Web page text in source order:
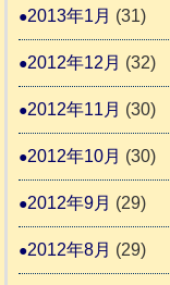
2013年1月 (31)
2012年12月 (32)
2012年11月 (30)
2012年10月 (30)
2012年9月 (29)
2012年8月 (29)